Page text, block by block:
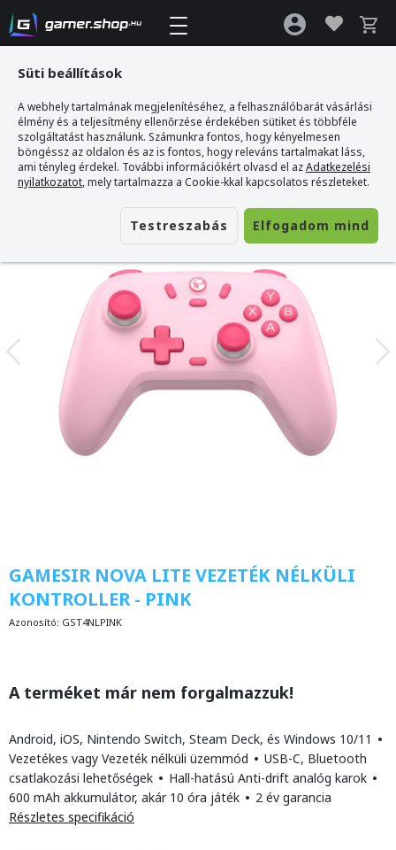
Gamer webshop >GameSir Nova Lite Vezeték Nélküli Kontroller - Pink
GAMESIR NOVA LITE VEZETÉK NÉLKÜLI
KONTROLLER - PINK
Azonosító: GST4NLPINK
A terméket már nem forgalmazzuk!
Android, iOS, Nintendo Switch, Steam Deck, és Windows 10/11 •
Vezetékes vagy Vezeték nélküli üzemmód • USB-C, Bluetooth
csatlakozási lehetőségek • Hall-hatású Anti-drift analóg karok •
600 mAh akkumulátor, akár 10 óra játék • 2 év garancia
Részletes specifikáció
Süti beállítások
A webhely tartalmának megjelenítéséhez, a felhasználóbarát vásárlási
élmény és a teljesítmény ellenőrzése érdekében sütiket és többféle
szolgáltatást használunk. Számunkra fontos, hogy kényelmesen
böngéssz az oldalon és az is fontos, hogy releváns tartalmakat láss,
ami tényleg érdekel. További információkért olvasd el azAdatkezelési
nyilatkozatot, mely tartalmazza a Cookie-kkal kapcsolatos részleteket.
Testreszabás Elfogadom mind